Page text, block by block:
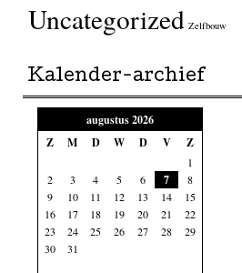
Uncategorized Zelfbouw
Kalender-archief
augustus 2026
Z
M D W D V Z
1
2
3 4 5 6 7
8
9
10 11 12 13 14
15
16
17 18 19 20 21
22
23
24 25 26 27 28
29
30
31